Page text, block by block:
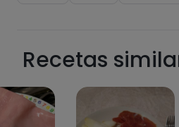
Recetas